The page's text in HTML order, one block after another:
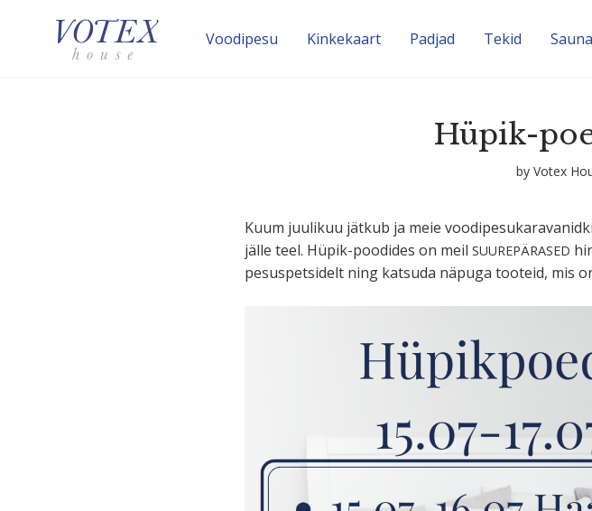
Voodipesu Kinke­kaart Padjad Tekid
Hüpik-
by Votex
Kuum juulikuu jätkub ja meie
jälle teel. Hüpik-poodides on meil SUURE­PÄ­RASED
pe­sus­pet­sidelt ning katsuda näpuga tooteid, mis